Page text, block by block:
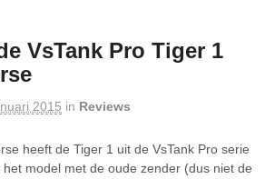
VsTank Pro Tiger 1
2015 in Reviews
heeft de Tiger 1 uit de VsTank Pro serie
het model met de oude zender (dus niet de